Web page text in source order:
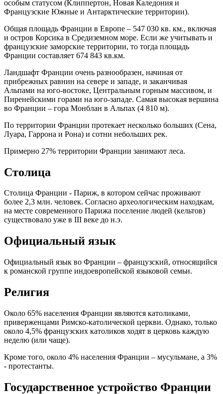
особым статусом (Клиппертон, Новая Каледония и
Французские Южные и Антарктические территории).
Общая площадь Франции в Европе – 547 030 кв. км., включая
и остров Корсика в Средиземном море. Если же учитывать и
французские заморские территории, то тогда площадь
Франции составляет 674 843 кв.км.
Ландшафт Франции очень разнообразен, начиная от
прибрежных равнин на севере и западе, и заканчивая
Альпами на юго-востоке, Центральным горным массивом, и
Пиренейскими горами на юго-западе. Самая высокая вершина
во Франции – гора Монблан в Альпах (4 810 м).
По территории Франции протекает несколько больших (Сена,
Луара, Гаррона и Рона) и сотни небольших рек.
Примерно 27% территории Франции занимают леса.
Столица
Столица Франции - Париж, в котором сейчас проживают
более 2,3 млн. человек. Согласно археологическим находкам,
на месте современного Парижа поселение людей (кельтов)
существовало уже в III веке до н.э.
Официальный язык
Официальный язык во Франции – французский, относящийся
к романской группе индоевропейской языковой семьи.
Религия
Около 65% населения Франции являются католиками,
приверженцами Римско-католической церкви. Однако, только
около 4,5% французских католиков ходят в церковь каждую
неделю (или чаще).
Кроме того, около 4% населения Франции – мусульмане, а 3%
- протестанты.
Государственное устройство Франции